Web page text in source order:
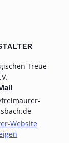
Treue
Website